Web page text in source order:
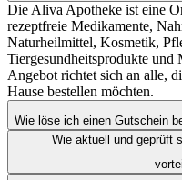
Die Aliva Apotheke ist eine
rezeptfreie Medikamente,
Naturheilmittel, Kosmetik,
Tiergesundheitsprodukte
Angebot richtet sich an alle,
Hause bestellen möchten.
Wie löse ich einen Gutschein
Wie aktuell und geprüft